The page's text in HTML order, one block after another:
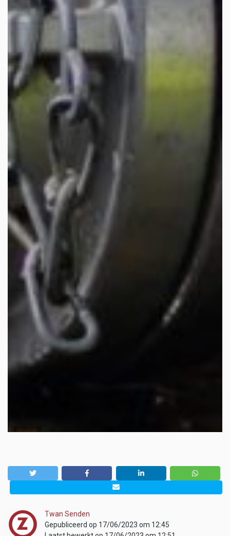
Twan Senden
Gepubliceerd op 17/06/2023 om 12:45